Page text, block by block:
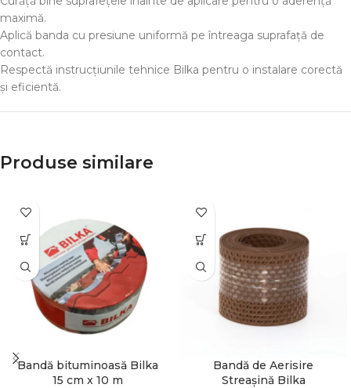
maximă.
Aplică banda cu presiune uniformă pe întreaga suprafață de
contact.
Respectă instrucțiunile tehnice Bilka pentru o instalare corectă
și eficientă.
Produse similare
Bandă bituminoasă Bilka
15 cm x 10 m
Bandă de Aerisire
Streașină Bilka